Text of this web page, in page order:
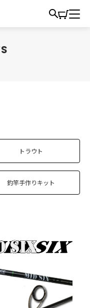
トラウト
釣竿手作りキット